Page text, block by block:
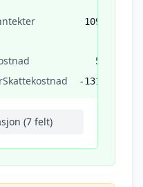
109
5
-131
(7 felt)